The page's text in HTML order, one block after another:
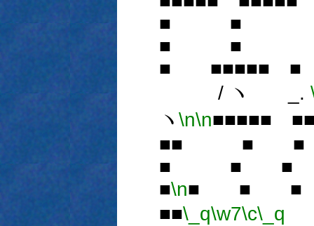
■ ■ ■
■ ■ ■
■ ■■■■■
/ ヽ _.
ヽ \n\n■■■■■
■■ ■
■ ■
■\n■ ■ ■
■■\_q\w7\c\_q